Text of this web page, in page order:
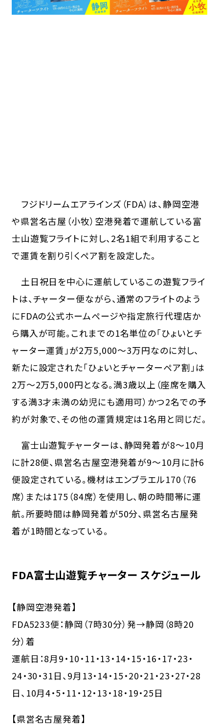
フジドリームエアラインズ（FDA）は、静岡空港
や県営名古屋（小牧）空港発着で運航している富
士山遊覧フライトに対し、2名1組で利用すること
で運賃を割り引くペア割を設定した。
土日祝日を中心に運航しているこの遊覧フライ
トは、チャーター便ながら、通常のフライトのよう
にFDAの公式ホームページや指定旅行代理店か
ら購入が可能。これまでの1名単位の「ひょいとチ
ャーター運賃」が2万5,000〜3万円なのに対し、
新たに設定された「ひょいとチャーターペア割」は
2万〜2万5,000円となる。満3歳以上（座席を購入
する満3才未満の幼児にも適用可）かつ2名での予
約が対象で、その他の運賃規定は1名用と同じだ。
富士山遊覧チャーターは、静岡発着が8〜10月
に計28便、県営名古屋空港発着が9〜10月に計6
便設定されている。機材はエンブラエル170（76
席）または175（84席）を使用し、朝の時間帯に運
航。所要時間は静岡発着が50分、県営名古屋発
着が1時間となっている。
FDA富士山遊覧チャーター スケジュール
【静岡空港発着】
FDA5233便：静岡（7時30分）発→静岡（8時20
分）着
運航日：8月9・10・11・13・14・15・16・17・23・
24・30・31日、9月13・14・15・20・21・23・27・28
日、10月4・5・11・12・13・18・19・25日
【県営名古屋発着】